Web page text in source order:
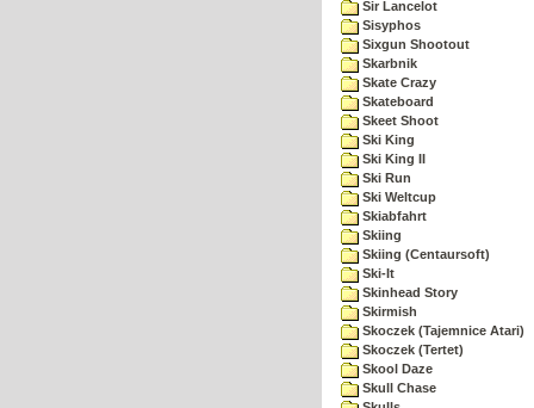
Sir Lancelot
Sisyphos
Sixgun Shootout
Skarbnik
Skate Crazy
Skateboard
Skeet Shoot
Ski King
Ski King II
Ski Run
Ski Weltcup
Skiabfahrt
Skiing
Skiing (Centaursoft)
Ski-It
Skinhead Story
Skirmish
Skoczek (Tajemnice Atari)
Skoczek (Tertet)
Skool Daze
Skull Chase